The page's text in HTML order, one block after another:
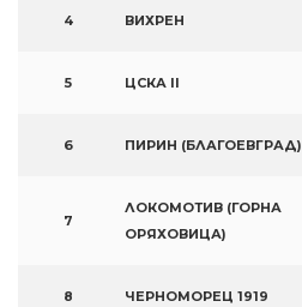
4 ВИХРЕН
5 ЦСКА II
6 ПИРИН (БЛАГОЕВГРАД)
7
ЛОКОМОТИВ (ГОРНА
ОРЯХОВИЦА)
8 ЧЕРНОМОРЕЦ 1919